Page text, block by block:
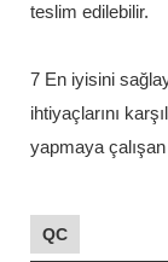
teslim edilebilir.
7 En iyisini
ihtiyaçlarını
yapmaya
QC